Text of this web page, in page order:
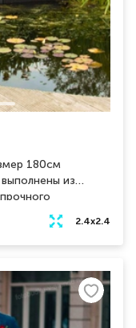
180см
из
использовать в
на
для
2.4х2.4